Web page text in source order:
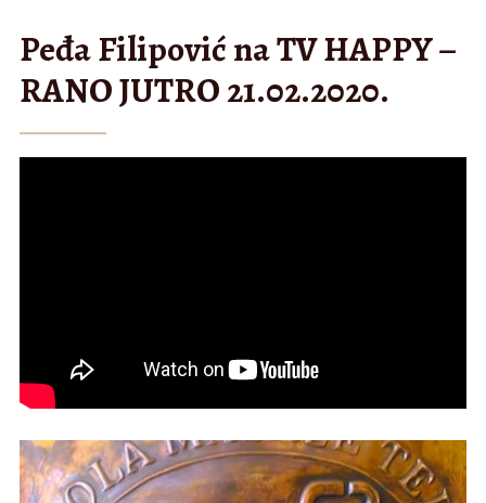
Peđa Filipović na TV HAPPY –
RANO JUTRO 21.02.2020.